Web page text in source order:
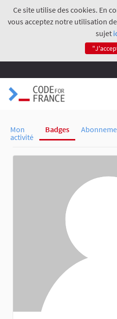
Ce site utilise des cookies. En
vous acceptez notre utilisation
sujet
Mon
activité
Badges